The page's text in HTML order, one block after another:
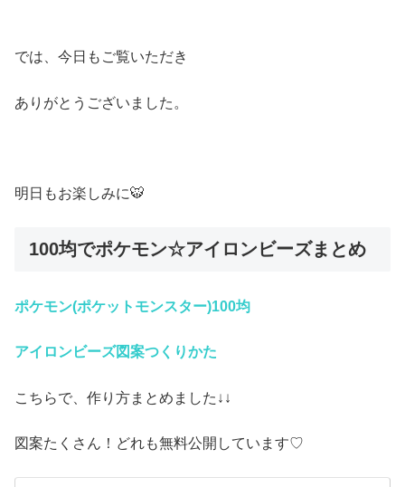
では、今日もご覧いただき
ありがとうございました。
明日もお楽しみに🐯
100均でポケモン☆アイロンビーズまとめ
ポケモン(ポケットモンスター)100均
アイロンビーズ図案つくりかた
こちらで、作り方まとめました↓↓
図案たくさん！どれも無料公開しています♡